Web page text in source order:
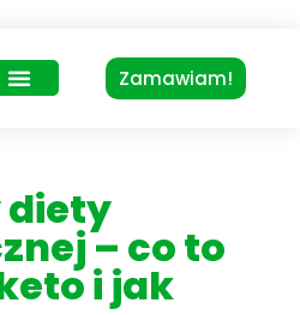
Zamawiam!
diety
– co to
i jak